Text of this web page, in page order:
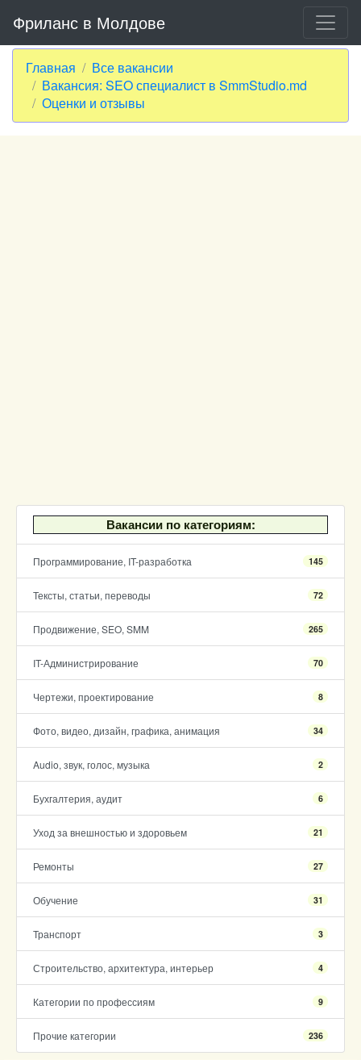
Фриланс в Молдове
Главная
Все вакансии
Вакансия: SEO специалист в SmmStudio.md
Оценки и отзывы
Вакансии по категориям:
Программирование, IT-разработка 145
Тексты, статьи, переводы 72
Продвижение, SEO, SMM 265
IT-Администрирование 70
Чертежи, проектирование 8
Фото, видео, дизайн, графика, анимация 34
Audio, звук, голос, музыка 2
Бухгалтерия, аудит 6
Уход за внешностью и здоровьем 21
Ремонты 27
Обучение 31
Транспорт 3
Строительство, архитектура, интерьер 4
Категории по профессиям 9
Прочие категории 236